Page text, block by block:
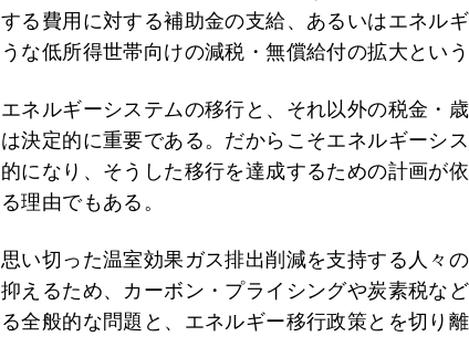
する費用に対する補助金の支給、あるいはエネル
うな低所得世帯向けの減税・無償給付の拡大とい
エネルギーシステムの移行と、それ以外の税金・
は決定的に重要である。だからこそエネルギーシ
的になり、そうした移行を達成するための計画が
る理由でもある。
思い切った温室効果ガス排出削減を支持する人々
抑えるため、カーボン・プライシングや炭素税な
る全般的な問題と、エネルギー移行政策とを切り離